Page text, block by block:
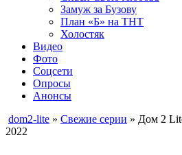
Замуж за Бузову
План «Б» на ТНТ
Холостяк
Видео
Фото
Соцсети
Опросы
Анонсы
dom2-lite » Свежие серии » Дом 2
2022